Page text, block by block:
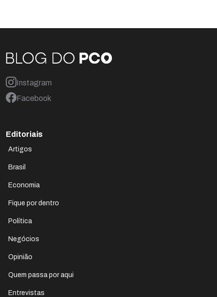
Instagram
Facebook
Editoriais
Artigos
Brasil
Economia
Fique por dentro
Política
Negócios
Opinião
Quem passa por aqui
Entrevistas